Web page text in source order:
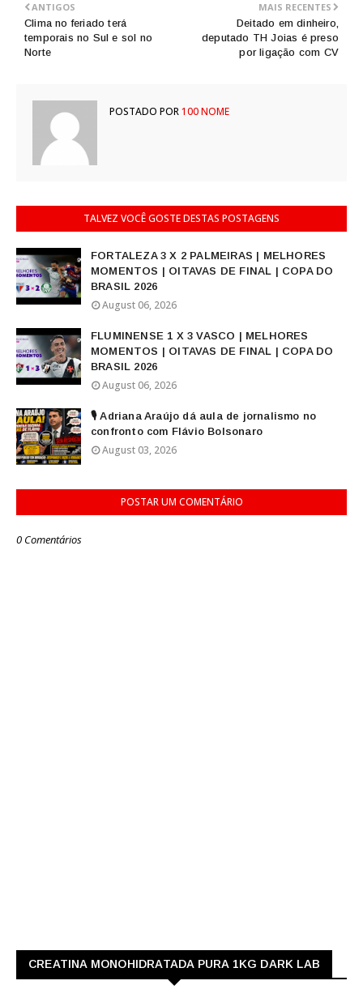
MAIS RECENTES
Deitado em dinheiro,
deputado TH Joias é preso
por ligação com CV
ANTIGOS
Clima no feriado terá
temporais no Sul e sol no
Norte
POSTADO POR100 NOME
TALVEZ VOCÊ GOSTE DESTAS POSTAGENS
FORTALEZA 3 X 2 PALMEIRAS | MELHORES
MOMENTOS | OITAVAS DE FINAL | COPA DO
BRASIL 2026
August 06, 2026
FLUMINENSE 1 X 3 VASCO | MELHORES
MOMENTOS | OITAVAS DE FINAL | COPA DO
BRASIL 2026
August 06, 2026
🎙️ Adriana Araújo dá aula de jornalismo no
confronto com Flávio Bolsonaro
August 03, 2026
POSTAR UM COMENTÁRIO
0 Comentários
CREATINA MONOHIDRATADA PURA 1KG DARK LAB